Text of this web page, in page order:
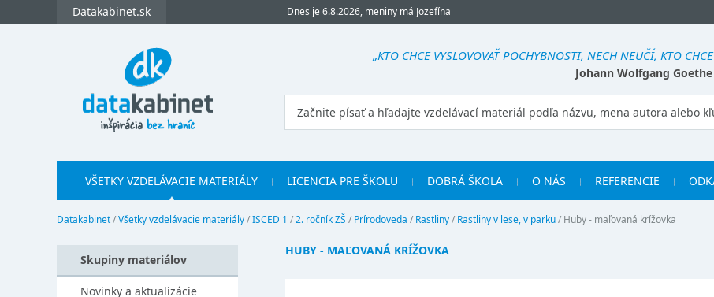
Datakabinet.sk Dnes je 6.8.2026, meniny má Jozefína
„KTO CHCE VYSLOVOVAŤ POCHYBNOSTI, NECH NEUČÍ, KTO
Johann Wolfgang Goethe
VŠETKY VZDELÁVACIE MATERIÁLY LICENCIA PRE ŠKOLU DOBRÁ ŠKOLA O NÁS REFERENCIE
Datakabinet/Všetky vzdelávacie materiály/ISCED 1 /2. ročník ZŠ / Prírodoveda / Rastliny/ Rastliny v lese, v parku/ Huby - maľovaná krížovka
HUBY - MAĽOVANÁ KRÍŽOVKA
Skupiny materiálov
Novinky a aktualizácie